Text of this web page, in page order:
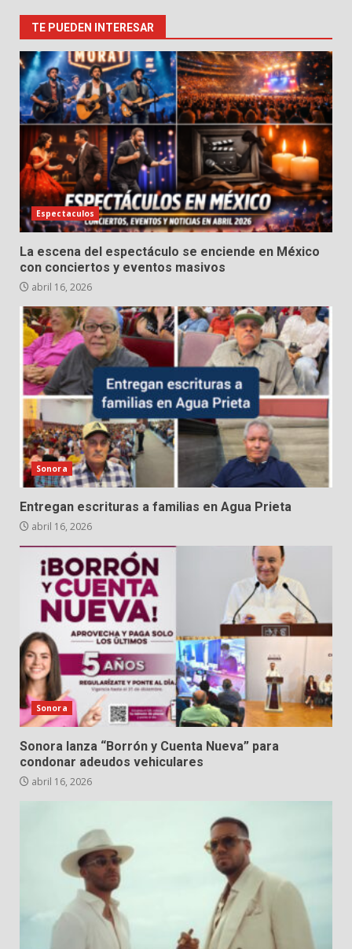
TE PUEDEN INTERESAR
Espectaculos
La escena del espectáculo se enciende en México
con conciertos y eventos masivos
abril 16, 2026
Sonora
Entregan escrituras a familias en Agua Prieta
abril 16, 2026
Sonora
Sonora lanza “Borrón y Cuenta Nueva” para
condonar adeudos vehiculares
abril 16, 2026